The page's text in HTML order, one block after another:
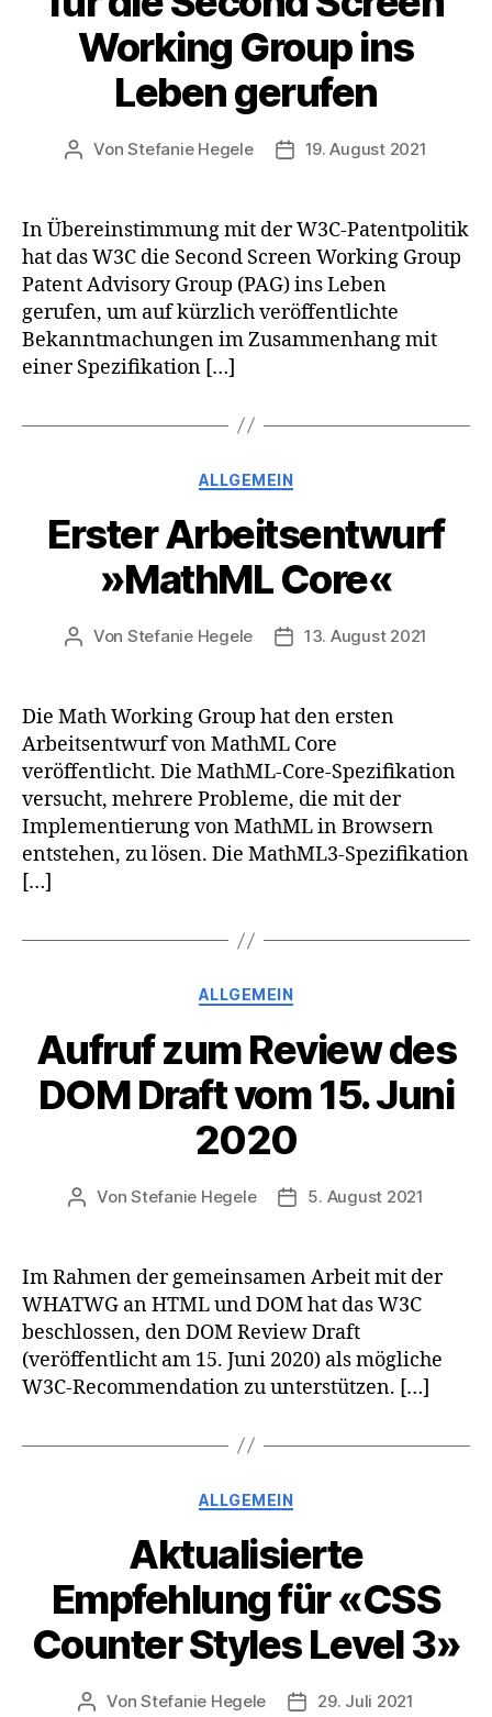
Working Group ins
Leben gerufen
Beitragsautor
VonStefanie Hegele Veröffentlichungsdatum
19. August 2021
​In Übereinstimmung mit der W3C-Patentpolitik
hat das W3C die Second Screen Working Group
Patent Advisory Group (PAG) ins Leben
gerufen, um auf kürzlich veröffentlichte
Bekanntmachungen im Zusammenhang mit
einer Spezifikation […]
Kategorien
ALLGEMEIN
Erster Arbeitsentwurf
»MathML Core«
Beitragsautor
Von Stefanie Hegele Veröffentlichungsdatum
13. August 2021
Die Math Working Group hat den ersten
Arbeitsentwurf von MathML Core
veröffentlicht. Die MathML-Core-Spezifikation
versucht, mehrere Probleme, die mit der
Implementierung von MathML in Browsern
entstehen, zu lösen. Die MathML3-Spezifikation
[…]
Kategorien
ALLGEMEIN
Aufruf zum Review des
DOM Draft vom 15. Juni
2020
Beitragsautor
VonStefanie Hegele Veröffentlichungsdatum
5. August 2021
Im Rahmen der gemeinsamen Arbeit mit der
WHATWG an HTML und DOM hat das W3C
beschlossen, den DOM Review Draft
(veröffentlicht am 15. Juni 2020) als mögliche
W3C-Recommendation zu unterstützen. […]
Kategorien
ALLGEMEIN
Aktualisierte
Empfehlung für «CSS
Counter Styles Level 3»
Beitragsautor
VonStefanie Hegele Veröffentlichungsdatum
29. Juli 2021